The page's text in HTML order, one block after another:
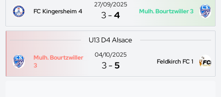
FC Kingersheim 4
27/09/2025
3 -4 Mulh. Bourtzwiller 3
U13 D4 Alsace
Mulh. Bourtzwiller
3
04/10/2025
3 -5 Feldkirch FC 1